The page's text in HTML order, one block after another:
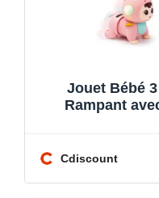
Jouet Bébé
Rampant
Cdiscount